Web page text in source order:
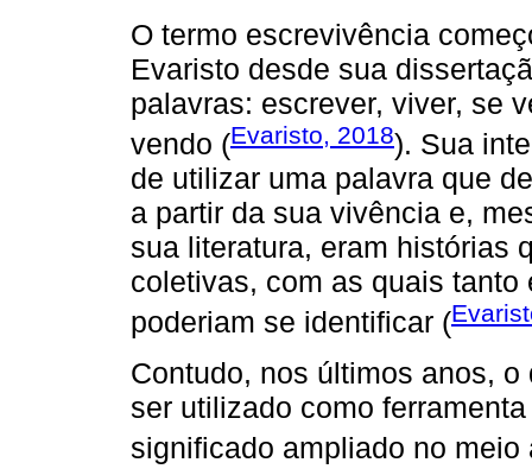
O termo escrevivência
Evaristo desde sua
palavras: escrever, viver, se
vendo (Evaristo, 2018). Sua
de utilizar uma palavra que
a partir da sua vivência e,
sua literatura, eram histórias
coletivas, com as quais
poderiam se identificar (
Contudo, nos últimos anos,
ser utilizado como
significado ampliado no meio